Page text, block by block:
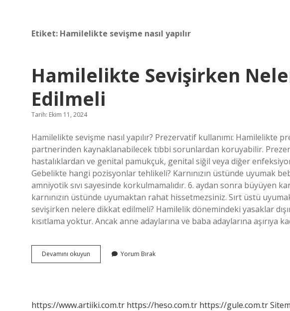
Etiket: Hamilelikte sevişme nasıl yapılır
Hamilelikte Sevişirken
Edilmeli
Tarih: Ekim 11, 2024
Hamilelikte sevişme nasıl yapılır? Prezervatif kullanımı: Hamilelikte
partnerinden kaynaklanabilecek tıbbi sorunlardan koruyabilir.
hastalıklardan ve genital pamukçuk, genital siğil veya diğer
Gebelikte hangi pozisyonlar tehlikeli? Karnınızın üstünde uyumak
amniyotik sıvı sayesinde korkulmamalıdır. 6. aydan sonra büyüyen
karnınızın üstünde uyumaktan rahat hissetmezsiniz. Sırt üstü
sevişirken nelere dikkat edilmeli? Hamilelik dönemindeki yasaklar
kısıtlama yoktur. Ancak anne adaylarına ve baba adaylarına aşırıya
Devamını okuyun Hamilelikte
Sevişirken
Yorum Bırak
https://www.artiiki.com.tr https://heso.com.tr https://gule.com.tr